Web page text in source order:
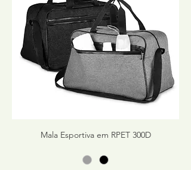
Mala Esportiva em RPET 300D